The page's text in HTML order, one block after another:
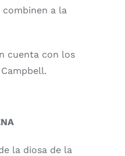
combinen a la
cuenta con los
la diosa de la